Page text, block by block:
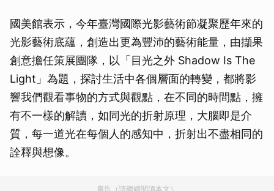
國美館表示，今年臺灣國際光影藝術節凝聚歷年來的
光影藝術底蘊，創造出更為豐沛的藝術能量，由擷果
創意擔任策展團隊，以「目光之外 Shadow Is The
Light」為題，探討生活中各個層面的轉變，都將影
響我們觀看事物的方式與觀點，在不同的時間點，擁
有不一樣的解讀，如同光的折射原理，大腦即是介
質，每一道光在每個人的感知中，折射出不盡相同的
詮釋與想像。
廣告（請繼續閱讀本文）